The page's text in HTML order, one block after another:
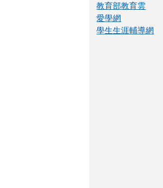
教育部教育雲
愛學網
學生生涯輔導網